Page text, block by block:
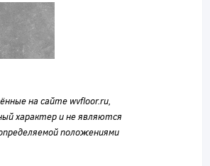
на сайте wvfloor.ru,
характер и не являются
положениями